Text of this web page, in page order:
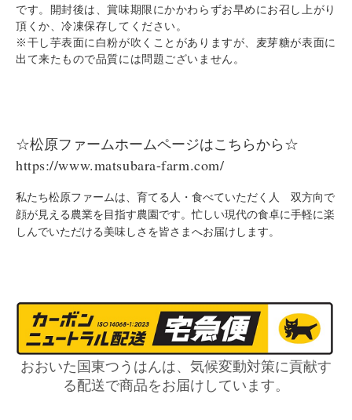
です。開封後は、賞味期限にかかわらずお早めにお召し上がり
頂くか、冷凍保存してください。
※干し芋表面に白粉が吹くことがありますが、麦芽糖が表面に
出て来たもので品質には問題ございません。
☆松原ファームホームページはこちらから☆
https://www.matsubara-farm.com/
私たち松原ファームは、育てる人・食べていただく人 双方向で
顔が見える農業を目指す農園です。忙しい現代の食卓に手軽に楽
しんでいただける美味しさを皆さまへお届けします。
おおいた国東つうはんは、気候変動対策に貢献す
る配送で商品をお届けしています。